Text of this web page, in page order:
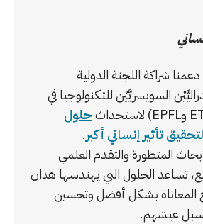
شراكة اللجنة الدولية
السويسريَّيْن للتكنولوجيا في
حلول
تأثير إنساني أكبر.
المتطورة والتقدم العلمي
تساعد الحلول التي يهندسها هذان
المعاناة بشكل أفضل وتحسين
عيشهم.